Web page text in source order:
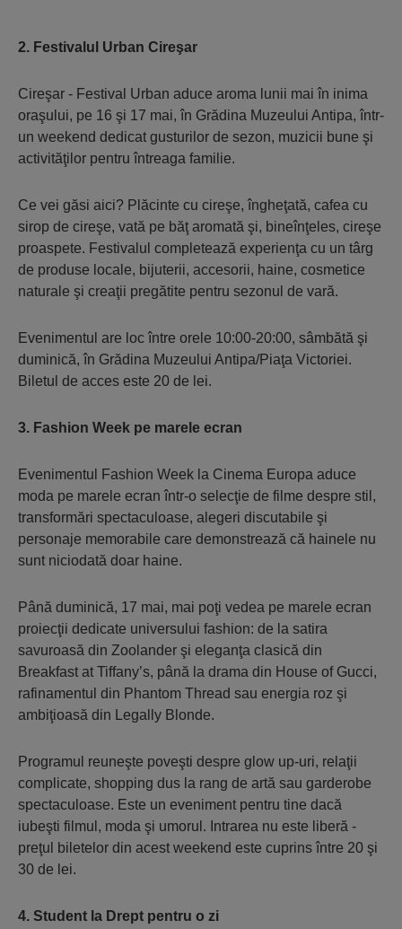
2. Festivalul Urban Cireşar
Cireşar - Festival Urban aduce aroma lunii mai în inima
oraşului, pe 16 şi 17 mai, în Grădina Muzeului Antipa, într-
un weekend dedicat gusturilor de sezon, muzicii bune şi
activităţilor pentru întreaga familie.
Ce vei găsi aici? Plăcinte cu cireşe, îngheţată, cafea cu
sirop de cireşe, vată pe băţ aromată şi, bineînţeles, cireşe
proaspete. Festivalul completează experienţa cu un târg
de produse locale, bijuterii, accesorii, haine, cosmetice
naturale şi creaţii pregătite pentru sezonul de vară.
Evenimentul are loc între orele 10:00-20:00, sâmbătă şi
duminică, în Grădina Muzeului Antipa/Piaţa Victoriei.
Biletul de acces este 20 de lei.
3. Fashion Week pe marele ecran
Evenimentul Fashion Week la Cinema Europa aduce
moda pe marele ecran într-o selecţie de filme despre stil,
transformări spectaculoase, alegeri discutabile şi
personaje memorabile care demonstrează că hainele nu
sunt niciodată doar haine.
Până duminică, 17 mai, mai poţi vedea pe marele ecran
proiecţii dedicate universului fashion: de la satira
savuroasă din Zoolander şi eleganţa clasică din
Breakfast at Tiffany’s, până la drama din House of Gucci,
rafinamentul din Phantom Thread sau energia roz şi
ambiţioasă din
Legally Blonde.
Programul reuneşte poveşti despre glow up-uri, relaţii
complicate, shopping dus la rang de artă sau garderobe
spectaculoase. Este un eveniment pentru tine dacă
iubeşti filmul, moda şi umorul. Intrarea nu este liberă -
preţul biletelor din acest weekend este cuprins între 20 şi
30 de lei.
4. Student la Drept pentru o zi